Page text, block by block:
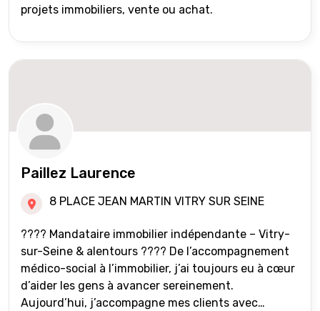
projets immobiliers, vente ou achat.
Paillez Laurence
8 PLACE JEAN MARTIN VITRY SUR SEINE
???? Mandataire immobilier indépendante – Vitry-
sur-Seine & alentours ???? De l’accompagnement
médico-social à l’immobilier, j’ai toujours eu à cœur
d’aider les gens à avancer sereinement.
Aujourd’hui, j’accompagne mes clients avec